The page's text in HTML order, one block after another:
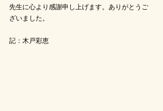
先生に心より感謝申し上げます。ありがとうご
ざいました。
記：木戸彩恵